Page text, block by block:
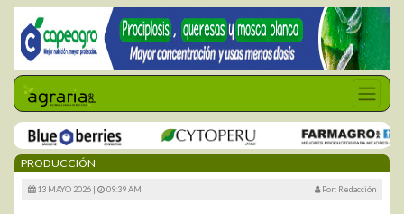
PRODUCCIÓN
13 MAYO 2026 | 09:39 AM Por: Redacción